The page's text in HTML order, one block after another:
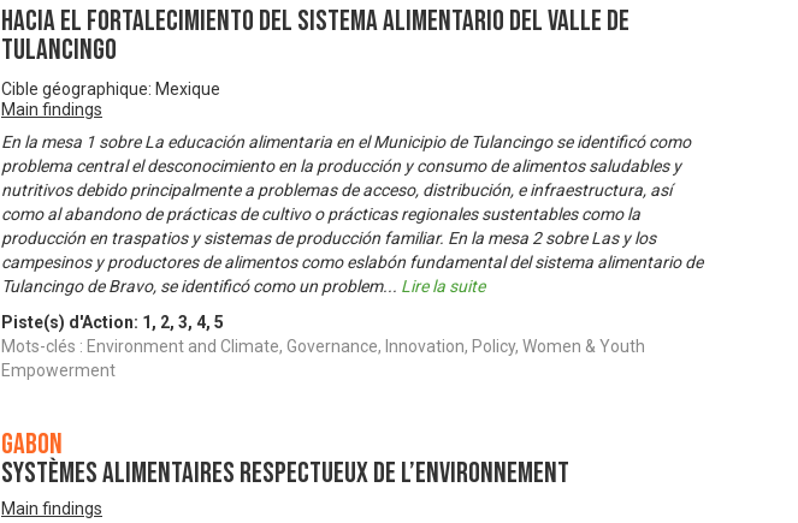
Hacia el fortalecimiento del sistema alimentario del valle de
Tulancingo
Cible géographique: Mexique
Main findings
En la mesa 1 sobre La educación alimentaria en el Municipio de Tulancingo se identificó como
problema central el desconocimiento en la producción y consumo de alimentos saludables y
nutritivos debido principalmente a problemas de acceso, distribución, e infraestructura, así
como al abandono de prácticas de cultivo o prácticas regionales sustentables como la
producción en traspatios y sistemas de producción familiar. En la mesa 2 sobre Las y los
campesinos y productores de alimentos como eslabón fundamental del sistema alimentario de
Tulancingo de Bravo, se identificó como un problem... Lire la suite
Piste(s) d'Action: 1 , 2, 3, 4, 5
Mots-clés : Environment and Climate, Governance, Innovation, Policy, Women & Youth
Empowerment
Gabon
Systèmes Alimentaires respectueux de l’Environnement
Main findings